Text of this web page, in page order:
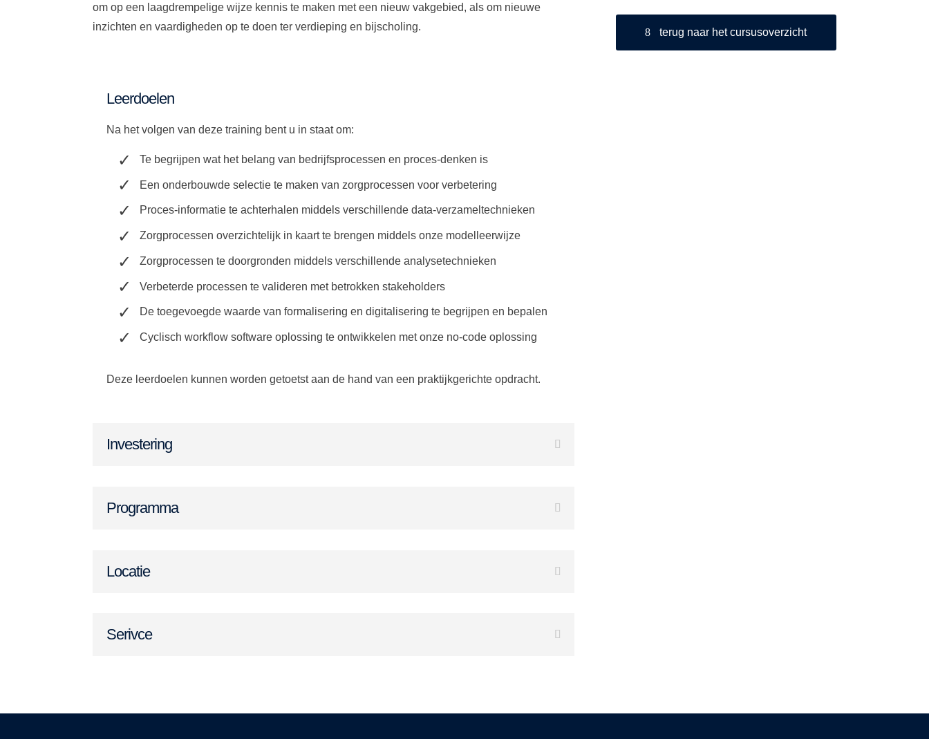
om op een laagdrempelige wijze kennis te maken met een nieuw vakgebied, als om nieuwe
inzichten en vaardigheden op te doen ter verdieping en bijscholing.
Leerdoelen
Na het volgen van deze training bent u in staat om:
Te begrijpen wat het belang van bedrijfsprocessen en proces-denken is
Een onderbouwde selectie te maken van zorgprocessen voor verbetering
Proces-informatie te achterhalen middels verschillende data-verzameltechnieken
Zorgprocessen overzichtelijk in kaart te brengen middels onze modelleerwijze
Zorgprocessen te doorgronden middels verschillende analysetechnieken
Verbeterde processen te valideren met betrokken stakeholders
De toegevoegde waarde van formalisering en digitalisering te begrijpen en bepalen
Cyclisch workflow software oplossing te ontwikkelen met onze no-code oplossing
Deze leerdoelen kunnen worden getoetst aan de hand van een praktijkgerichte opdracht.
Investering
Programma
Locatie
Serivce
terug naar het cursusoverzicht